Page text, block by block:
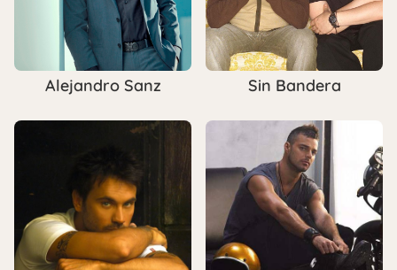
Alejandro Sanz Sin Bandera